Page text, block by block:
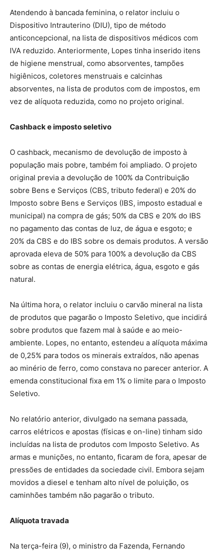
Atendendo à bancada feminina, o relator incluiu o
Dispositivo Intrauterino (DIU), tipo de método
anticoncepcional, na lista de dispositivos médicos com
IVA reduzido. Anteriormente, Lopes tinha inserido itens
de higiene menstrual, como absorventes, tampões
higiênicos, coletores menstruais e calcinhas
absorventes, na lista de produtos com de impostos, em
vez de alíquota reduzida, como no projeto original.
Cashback e imposto seletivo
O cashback, mecanismo de devolução de imposto à
população mais pobre, também foi ampliado. O projeto
original previa a devolução de 100% da Contribuição
sobre Bens e Serviços (CBS, tributo federal) e 20% do
Imposto sobre Bens e Serviços (IBS, imposto estadual e
municipal) na compra de gás; 50% da CBS e 20% do IBS
no pagamento das contas de luz, de água e esgoto; e
20% da CBS e do IBS sobre os demais produtos. A versão
aprovada eleva de 50% para 100% a devolução da CBS
sobre as contas de energia elétrica, água, esgoto e gás
natural.
Na última hora, o relator incluiu o carvão mineral na lista
de produtos que pagarão o Imposto Seletivo, que incidirá
sobre produtos que fazem mal à saúde e ao meio-
ambiente. Lopes, no entanto, estendeu a alíquota máxima
de 0,25% para todos os minerais extraídos, não apenas
ao minério de ferro, como constava no parecer anterior. A
emenda constitucional fixa em 1% o limite para o Imposto
Seletivo.
No relatório anterior, divulgado na semana passada,
carros elétricos e apostas (físicas e on-line) tinham sido
incluídas na lista de produtos com Imposto Seletivo. As
armas e munições, no entanto, ficaram de fora, apesar de
pressões de entidades da sociedade civil. Embora sejam
movidos a diesel e tenham alto nível de poluição, os
caminhões também não pagarão o tributo.
Alíquota travada
Na terça-feira (9), o ministro da Fazenda, Fernando